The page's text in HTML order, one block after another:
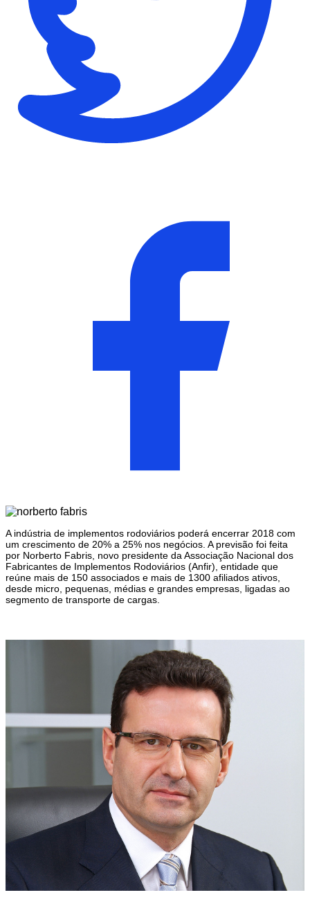
A indústria de implementos rodoviários poderá encerrar 2018 com
um crescimento de 20% a 25% nos negócios. A previsão foi feita
por Norberto Fabris, novo presidente da Associação Nacional dos
Fabricantes de Implementos Rodoviários (Anfir), entidade que
reúne mais de 150 associados e mais de 1300 afiliados ativos,
desde micro, pequenas, médias e grandes empresas, ligadas ao
segmento de transporte de cargas.